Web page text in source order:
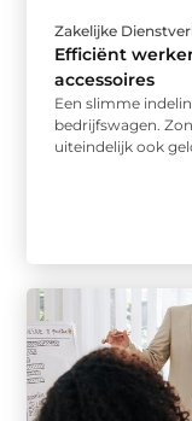
Zakelijke
Efficiënt
accessoires
Een slimme
bedrijfswagen.
uiteindelijk ook